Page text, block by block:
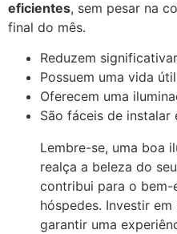
eficientes, sem pesar na
final do mês.
Reduzem
Possuem uma vida
Oferecem uma
São fáceis de instalar
Lembre-se, uma boa
realça a beleza do
contribui para o bem-
hóspedes. Investir em
garantir uma